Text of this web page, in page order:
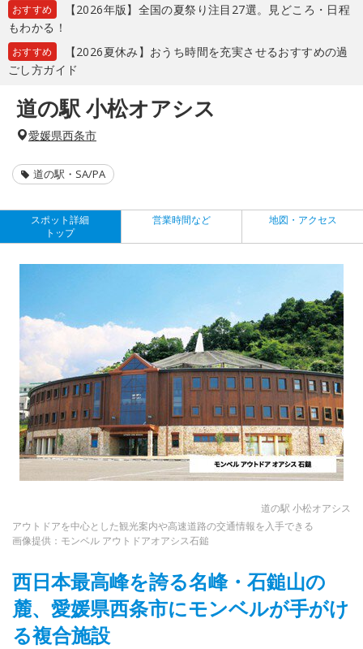
おすすめ
【2026年版】全国の夏祭り注目27選。見どころ・日程
もわかる！
おすすめ
【2026夏休み】おうち時間を充実させるおすすめの過
ごし方ガイド
道の駅 小松オアシス
愛媛県西条市
道の駅・SA/PA
スポット詳細
トップ
営業時間など 地図・アクセス
道の駅 小松オアシス
アウトドアを中心とした観光案内や高速道路の交通情報を入手できる
画像提供：モンベル アウトドアオアシス石鎚
西日本最高峰を誇る名峰・石鎚山の
麓、愛媛県西条市にモンベルが手がけ
る複合施設